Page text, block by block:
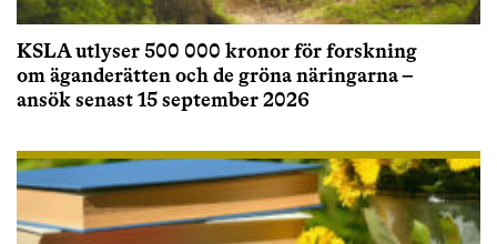
KSLA utlyser 500 000 kronor för forskning
om äganderätten och de gröna näringarna –
ansök senast 15 september 2026